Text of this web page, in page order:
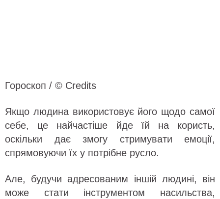
Гороскоп / © Credits
Якщо людина використовує його щодо самої
себе, це найчастіше йде їй на користь,
оскільки дає змогу стримувати емоції,
спрямовуючи їх у потрібне русло.
Але, будучи адресованим іншій людині, він
може стати інструментом насильства,